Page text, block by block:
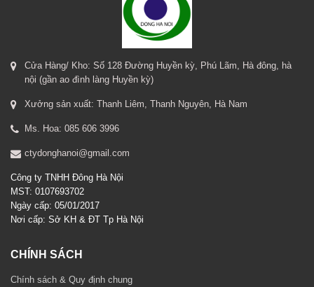
Cửa Hàng/ Kho: Số 128 Đường Huyền kỳ, Phú Lãm, Hà đông, hà
nội (gần ao đình làng Huyền kỳ)
Xưởng sản xuất: Thanh Liêm, Thanh Nguyên, Hà Nam
Ms. Hoa: 085 606 3996
ctydonghanoi@gmail.com
Công ty TNHH Đông Hà Nội
MST: 0107693702
Ngày cấp: 05/01/2017
Nơi cấp: Sở KH & ĐT Tp Hà Nội
CHÍNH SÁCH
Chính sách & Quy định chung